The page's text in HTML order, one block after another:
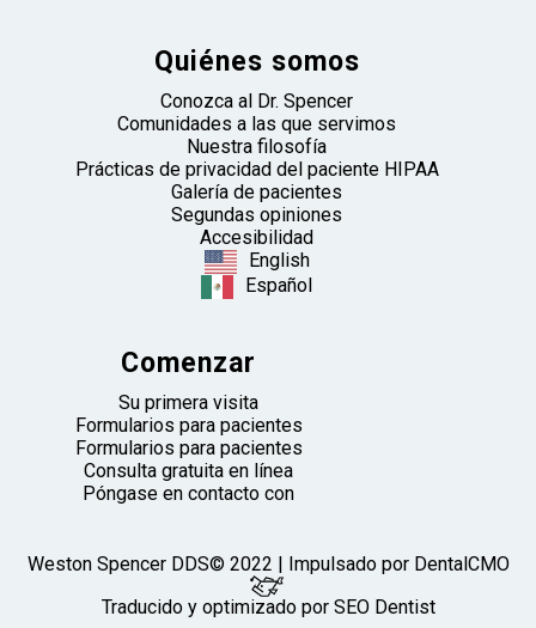
Quiénes somos
Conozca al Dr. Spencer
Comunidades a las que servimos
Nuestra filosofía
Prácticas de privacidad del paciente HIPAA
Galería de pacientes
Segundas opiniones
Accesibilidad
English
Español
Comenzar
Su primera visita
Formularios para pacientes
Formularios para pacientes
Consulta gratuita en línea
Póngase en contacto con
Weston Spencer DDS© 2022 | Impulsado por DentalCMO
Traducido y optimizado por SEO Dentist